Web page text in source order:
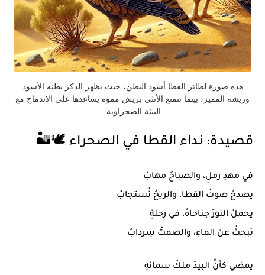
هذه صورة لطائر القطا أسود البطن، حيث يظهر الذكر بطنه الأسود
وريشه المميز، بينما تتمتع الأنثى بريش مموه يساعدها على الاندماج مع
البيئة الصحراوية.
قصيدة: نداء القطا في الصحراء 🕊️🏜️
في مهدِ رملٍ، والصباحُ مهابُ
يصدحُ صوتُ القطا، والريحُ تُستجابُ
يحملُ النورَ جناحاهُ، في رحلةٍ
تبحثُ عن الماءِ، والصمتُ سِردابُ
يمضي كأنَّ البيدَ ملكُ سمائهِ